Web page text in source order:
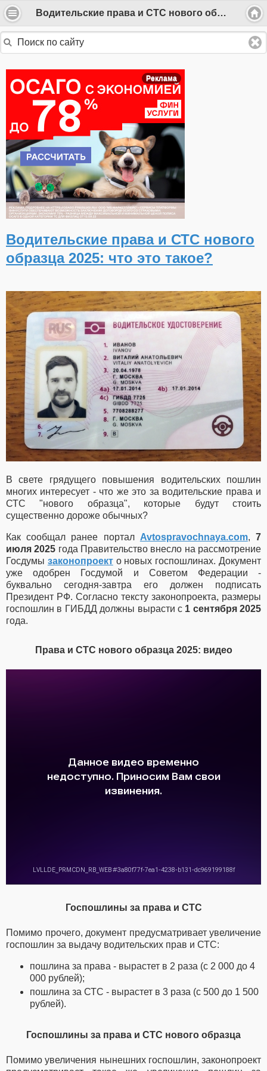
Водительские права и СТС нового образца 2025: что это такое?
Реклама
Водительские права и СТС нового
образца 2025: что это такое?
В свете грядущего повышения водительских пошлин
многих интересует - что же это за водительские права и
СТС "нового образца", которые будут стоить
существенно дороже обычных?
Как сообщал ранее портал Avtospravochnaya.com, 7
июля 2025 года Правительство внесло на рассмотрение
Госдумы законопроекто новых госпошлинах. Документ
уже одобрен Госдумой и Советом Федерации -
буквально сегодня-завтра его должен подписать
Президент РФ. Согласно тексту законопроекта, размеры
госпошлин в ГИБДД должны вырасти с 1 сентября 2025
года.
Права и СТС нового образца 2025: видео
Госпошлины за права и СТС
Помимо прочего, документ предусматривает увеличение
госпошлин за выдачу водительских прав и СТС:
пошлина за права - вырастет в 2 раза (с 2 000 до 4
000 рублей);
пошлина за СТС - вырастет в 3 раза (с 500 до 1 500
рублей).
Госпошлины за права и СТС нового образца
Помимо увеличения нынешних госпошлин, законопроект